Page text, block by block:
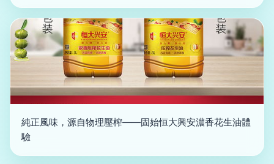
純正風味，源自物理壓榨——固始恒大興安濃香花生油體
驗